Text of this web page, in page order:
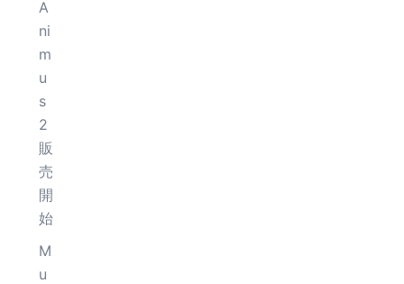
A
ni
m
u
s
2
販
売
開
始
M
u